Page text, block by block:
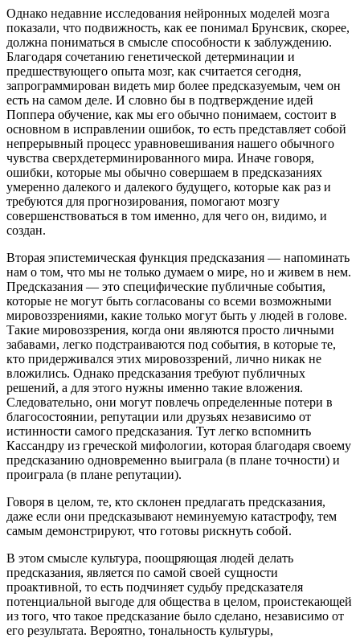
Однако недавние исследования нейронных моделей мозга
показали, что подвижность, как ее понимал Брунсвик, скорее,
должна пониматься в смысле способности к заблуждению.
Благодаря сочетанию генетической детерминации и
предшествующего опыта мозг, как считается сегодня,
запрограммирован видеть мир более предсказуемым, чем он
есть на самом деле. И словно бы в подтверждение идей
Поппера обучение, как мы его обычно понимаем, состоит в
основном в исправлении ошибок, то есть представляет собой
непрерывный процесс уравновешивания нашего обычного
чувства сверхдетерминированного мира. Иначе говоря,
ошибки, которые мы обычно совершаем в предсказаниях
умеренно далекого и далекого будущего, которые как раз и
требуются для прогнозирования, помогают мозгу
совершенствоваться в том именно, для чего он, видимо, и
создан.
Вторая эпистемическая функция предсказания — напоминать
нам о том, что мы не только думаем о мире, но и живем в нем.
Предсказания — это специфические публичные события,
которые не могут быть согласованы со всеми возможными
мировоззрениями, какие только могут быть у людей в голове.
Такие мировоззрения, когда они являются просто личными
забавами, легко подстраиваются под события, в которые те,
кто придерживался этих мировоззрений, лично никак не
вложились. Однако предсказания требуют публичных
решений, а для этого нужны именно такие вложения.
Следовательно, они могут повлечь определенные потери в
благосостоянии, репутации или друзьях независимо от
истинности самого предсказания. Тут легко вспомнить
Кассандру из греческой мифологии, которая благодаря своему
предсказанию одновременно выиграла (в плане точности) и
проиграла (в плане репутации).
Говоря в целом, те, кто склонен предлагать предсказания,
даже если они предсказывают неминуемую катастрофу, тем
самым демонстрируют, что готовы рискнуть собой.
В этом смысле культура, поощряющая людей делать
предсказания, является по самой своей сущности
проактивной, то есть подчиняет судьбу предсказателя
потенциальной выгоде для общества в целом, проистекающей
из того, что такое предсказание было сделано, независимо от
его результата. Вероятно, тональность культуры,